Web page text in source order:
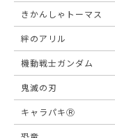
きかんしゃトーマス
絆のアリル
機動戦士ガンダム
鬼滅の刃
キャラパキⓇ